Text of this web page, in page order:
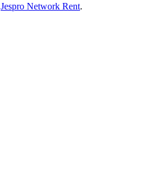
Jespro Network Rent.